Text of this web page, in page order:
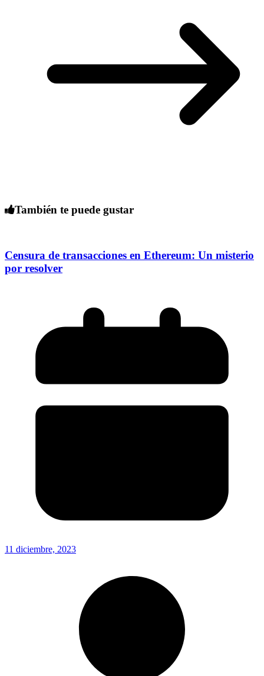
También te puede gustar
Censura de transacciones en Ethereum: Un misterio
por resolver
11 diciembre, 2023